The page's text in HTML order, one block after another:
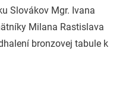
Slovákov Mgr. Ivana
Milana Rastislava
bronzovej tabule k